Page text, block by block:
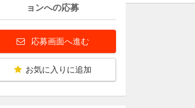
ョンへの応募
応募画面へ進む
お気に入りに追加